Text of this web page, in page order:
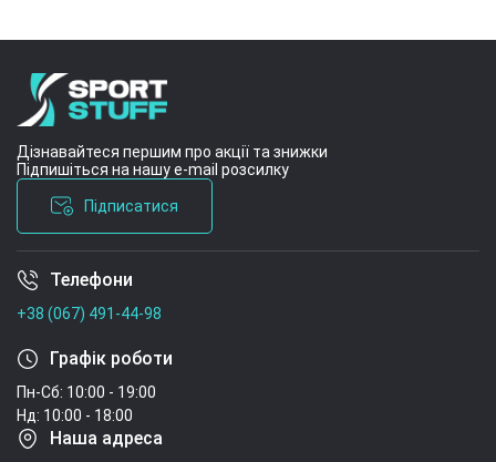
Дізнавайтеся першим про акції та знижки
Підпишіться на нашу e-mail розсилку
Підписатися
Умови угоди
Телефони
+38 (067) 491-44-98
Графік роботи
Пн-Сб: 10:00 - 19:00
Нд: 10:00 - 18:00
Наша адреса